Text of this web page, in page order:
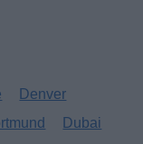
Denver
Dubai